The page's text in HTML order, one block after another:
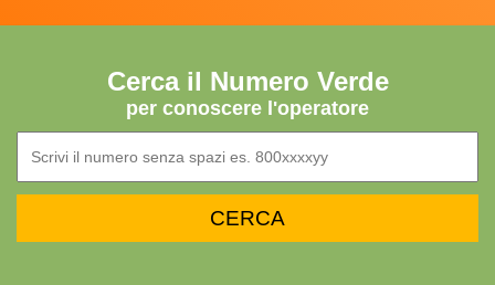
Cerca il Numero Verde
per conoscere l'operatore